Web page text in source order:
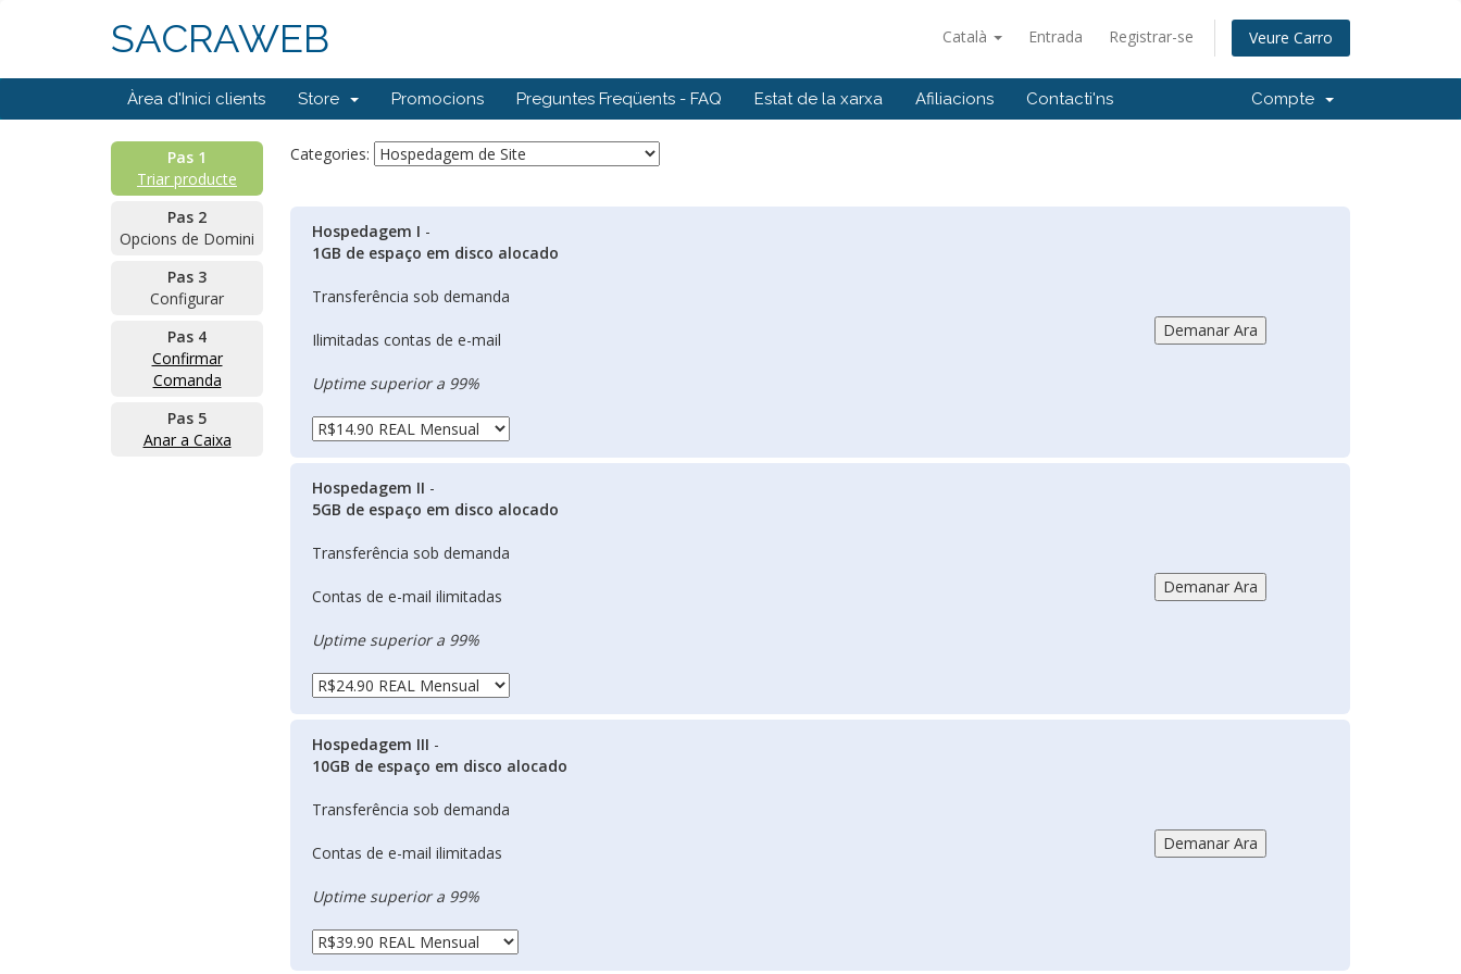
Català Entrada Registrar-se Veure Carro
SACRAWEB
Àrea d'Inici clients Store Promocions Preguntes Freqüents - FAQ Estat de la xarxa Afiliacions Contacti'ns Compte
Pas 1
Triar producte
Pas 2
Opcions de Domini
Pas 3
Configurar
Pas 4
Confirmar
Comanda
Pas 5
Anar a Caixa
Categories:
Hospedagem I -
1GB de espaço em disco alocado
Transferência sob demanda
Ilimitadas contas de e-mail
Uptime superior a 99%
Hospedagem II -
5GB de espaço em disco alocado
Transferência sob demanda
Contas de e-mail ilimitadas
Uptime superior a 99%
Hospedagem III -
10GB de espaço em disco alocado
Transferência sob demanda
Contas de e-mail ilimitadas
Uptime superior a 99%